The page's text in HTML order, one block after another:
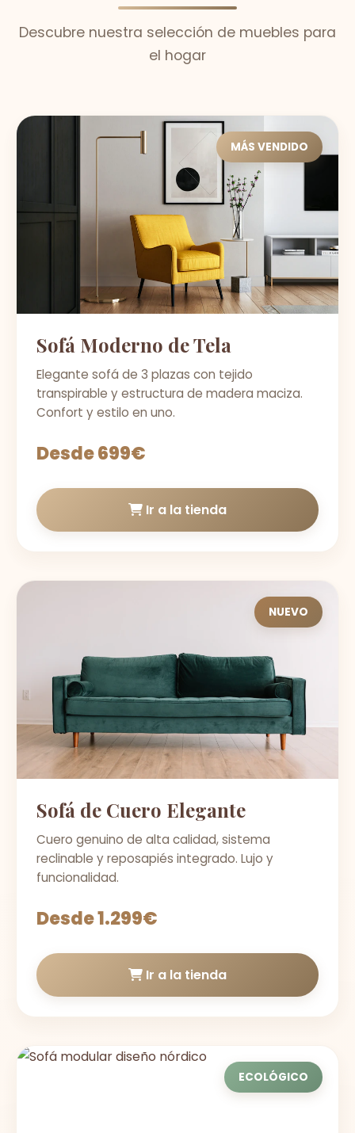
Descubre nuestra selección de muebles para
el hogar
MÁS VENDIDO
Sofá Moderno de Tela
Elegante sofá de 3 plazas con tejido
transpirable y estructura de madera maciza.
Confort y estilo en uno.
Desde 699€
Ir a la tienda
NUEVO
Sofá de Cuero Elegante
Cuero genuino de alta calidad, sistema
reclinable y reposapiés integrado. Lujo y
funcionalidad.
Desde 1.299€
Ir a la tienda
ECOLÓGICO